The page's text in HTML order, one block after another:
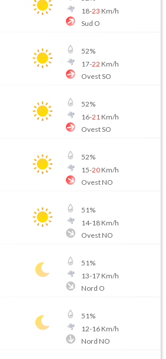
18-23 Km/h
Sud O
52%
17-22 Km/h
Ovest SO
52%
16-21 Km/h
Ovest SO
52%
15-20Km/h
Ovest NO
51%
14-18Km/h
Ovest NO
51%
13-17Km/h
Nord O
51%
12-16Km/h
Nord NO